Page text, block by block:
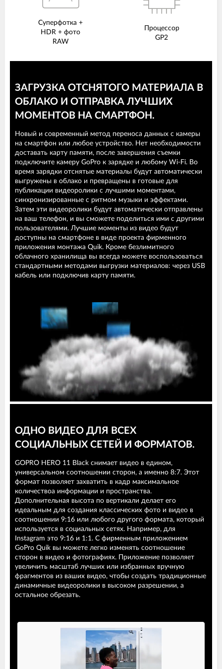
Суперфотка +
HDR + фото
RAW
Процессор
GP2
ЗАГРУЗКА ОТСНЯТОГО МАТЕРИАЛА В
ОБЛАКО И ОТПРАВКА ЛУЧШИХ
МОМЕНТОВ НА СМАРТФОН.
Новый и современный метод переноса данных с камеры
на смартфон или любое устройство. Нет необходимости
доставать карту памяти, после завершения съемки
подключите камеру GoPro к зарядке и любому Wi-Fi. Во
время зарядки отснятые материалы будут автоматически
выгружены в облако и превращены в готовые для
публикации видеоролики с лучшими моментами,
синхронизированные с ритмом музыки и эффектами.
Затем эти видеоролики будут автоматически отправлены
на ваш телефон, и вы сможете поделиться ими с другими
пользователями. Лучшие моменты из видео будут
доступны на смартфоне в виде проекта фирменного
приложения монтажа Quik. Кроме безлимитного
облачного хранилища вы всегда можете воспользоваться
стандартными методами выгрузки материалов: через USB
кабель или подключив карту памяти.
ОДНО ВИДЕО ДЛЯ ВСЕХ
СОЦИАЛЬНЫХ СЕТЕЙ И ФОРМАТОВ.
GOPRO HERO 11 Black снимает видео в едином,
универсальном соотношении сторон, а именно 8:7. Этот
формат позволяет захватить в кадр максимальное
количествоа информации и пространства.
Дополнительная высота по вертикали делает его
идеальным для создания классических фото и видео в
соотношении 9:16 или любого другого формата, который
используется в социальных сетях. Например, для
Instagram это 9:16 и 1:1. С фирменным приложением
GoPro Quik вы можете легко изменять соотношение
сторон в видео и фотографиях. Приложение позволяет
увеличить масштаб лучших или избранных вручную
фрагментов из ваших видео, чтобы создать традиционные
динамичные видеоролики в высоком разрешении, а
остальное обрезать.